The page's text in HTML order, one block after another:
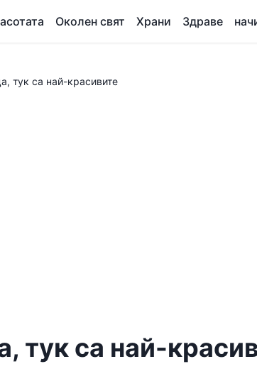
Околен свят Храни Здраве
тук са най-красивите
тук са най-